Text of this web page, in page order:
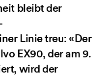
bleibt der
Linie treu: «Der
EX90, der am 9.
wird der